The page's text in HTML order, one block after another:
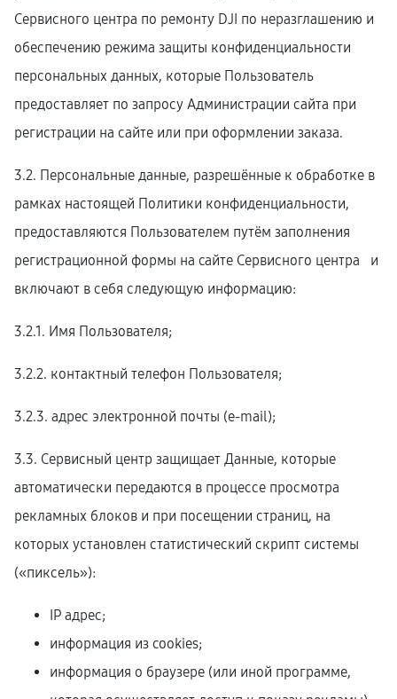
Сервисного центра по ремонту DJI по неразглашению и
обеспечению режима защиты конфиденциальности
персональных данных, которые Пользователь
предоставляет по запросу Администрации сайта при
регистрации на сайте или при оформлении заказа.
3.2. Персональные данные, разрешённые к обработке в
рамках настоящей Политики конфиденциальности,
предоставляются Пользователем путём заполнения
регистрационной формы на cайте Сервисного центра и
включают в себя следующую информацию:
3.2.1. Имя Пользователя;
3.2.2. контактный телефон Пользователя;
3.2.3. адрес электронной почты (e-mail);
3.3. Сервисный центр защищает Данные, которые
автоматически передаются в процессе просмотра
рекламных блоков и при посещении страниц, на
которых установлен статистический скрипт системы
(«пиксель»):
IP адрес;
информация из cookies;
информация о браузере (или иной программе,